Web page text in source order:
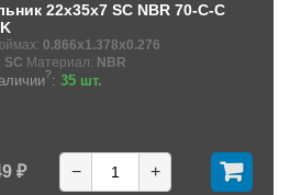
22x35x7 SC NBR 70-C-C
0.866x1.378x0.276
SC Материал: NBR
?: 35 шт.
₽ − +